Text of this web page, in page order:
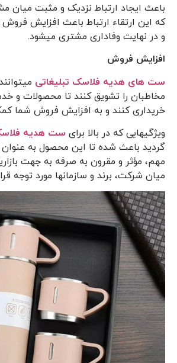
باعث ایجاد ارتباط نزدیک و مثبت میان
که این ارتقاء ارتباط باعث افزایش
و در نهایت وفاداری مشتری می­شود.
افزایش فروش
ست­ های هدیه فلاسک تبلیغاتی
مخاطبان را تشویق کنند تا محصولات و
خریداری کنند و به افزایش فروش شما
ویژگی­هایی که در بالا برای ست هدیه
گردید باعث شده تا این محصول به
مهم، مؤثر و مقرون به صرفه به جهت
میان شرکت، برند و سازمان­ها مورد توجه